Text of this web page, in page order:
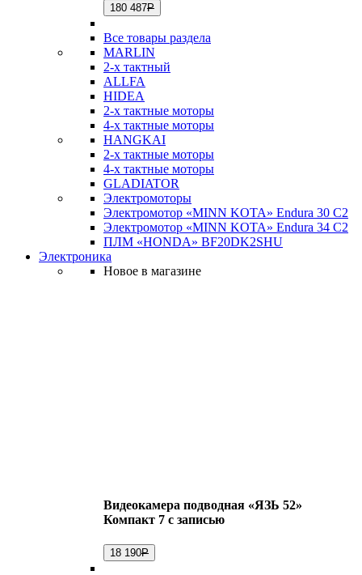
180 487Р
Все товары раздела
MARLIN
2-х тактный
ALLFA
HIDEA
2-х тактные моторы
4-х тактные моторы
HANGKAI
2-х тактные моторы
4-х тактные моторы
GLADIATOR
Электромоторы
Электромотор «MINN KOTA» Endura 30 C2
Электромотор «MINN KOTA» Endura 34 C2
ПЛМ «HONDA» BF20DK2SHU
Электроника
Новое в магазине
Видеокамера подводная «ЯЗЬ 52»
Компакт 7 с записью
18 190Р